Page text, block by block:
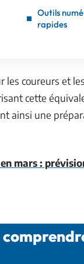
Outils
rapides
coureurs et
cette
ainsi une
mars :